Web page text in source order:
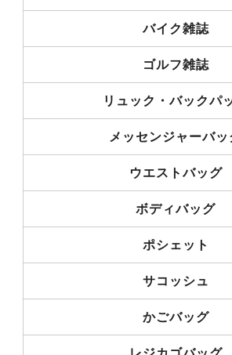
バイク雑誌
ゴルフ雑誌
リュック・バックパ
メッセンジャーバッ
ウエストバッグ
ボディバッグ
ポシェット
サコッシュ
かごバッグ